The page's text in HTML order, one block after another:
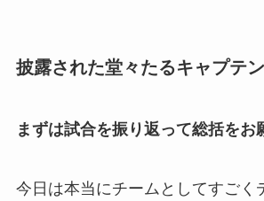
披露された堂々たるキャプテ
まずは試合を振り返って総括をお
今日は本当にチームとしてすごく